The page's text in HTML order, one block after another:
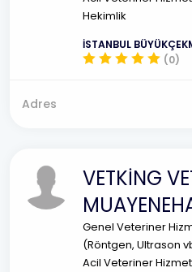
Hekimlik
İSTANBUL
(0)
Adres
VETKİNG
Genel Veteriner
(Röntgen, Ultrason
Acil Veteriner